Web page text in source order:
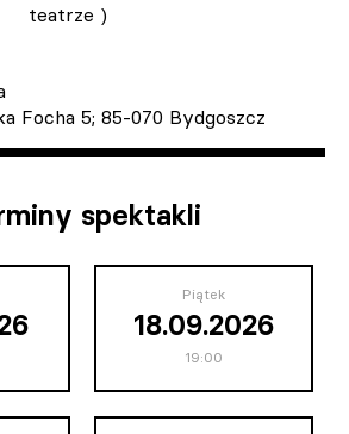
teatrze )
Focha 5; 85-070 Bydgoszcz
spektakli
Piątek
18.09.2026
19:00